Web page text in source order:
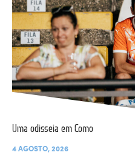
Uma odisseia em Como
4 AGOSTO, 2026